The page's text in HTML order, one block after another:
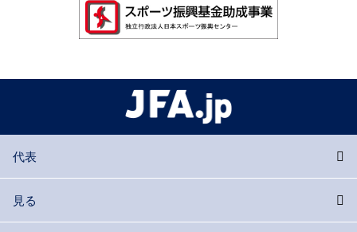
代表
見る